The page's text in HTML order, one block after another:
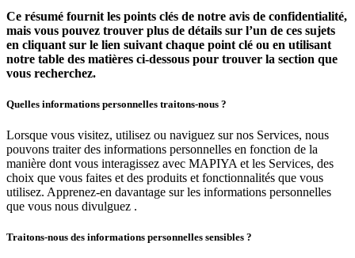
Ce résumé fournit les points clés de notre avis de confidentialité,
mais vous pouvez trouver plus de détails sur l’un de ces sujets
en cliquant sur le lien suivant chaque point clé ou en utilisant
notre table des matières ci-dessous pour trouver la section que
vous recherchez.
Quelles informations personnelles traitons-nous ?
Lorsque vous visitez, utilisez ou naviguez sur nos Services, nous
pouvons traiter des informations personnelles en fonction de la
manière dont vous interagissez avec MAPIYA et les Services, des
choix que vous faites et des produits et fonctionnalités que vous
utilisez. Apprenez-en davantage sur les informations personnelles
que vous nous divulguez .
Traitons-nous des informations personnelles sensibles ?